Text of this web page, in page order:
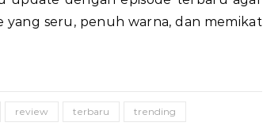
seru, penuh warna, dan memikat
review terbaru trending